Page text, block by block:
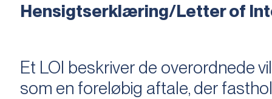
Hensigtserklæring/Letter of
Et LOI beskriver de overordnede
som en foreløbig aftale, der